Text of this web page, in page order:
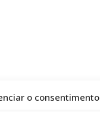
o consentimento